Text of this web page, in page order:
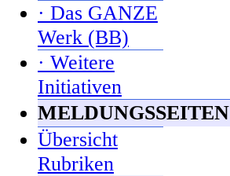
· Das GANZE
Werk (BB)
· Weitere
Initiativen
MELDUNGSSEITEN
Übersicht
Rubriken